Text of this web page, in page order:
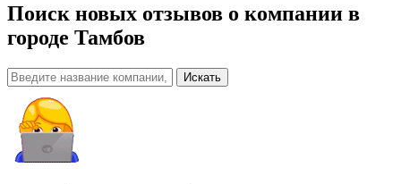
Поиск новых отзывов о компании в
городе Тамбов
Искать